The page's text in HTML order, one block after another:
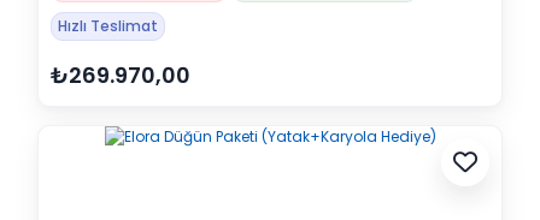
Hızlı Teslimat
₺269.970,00